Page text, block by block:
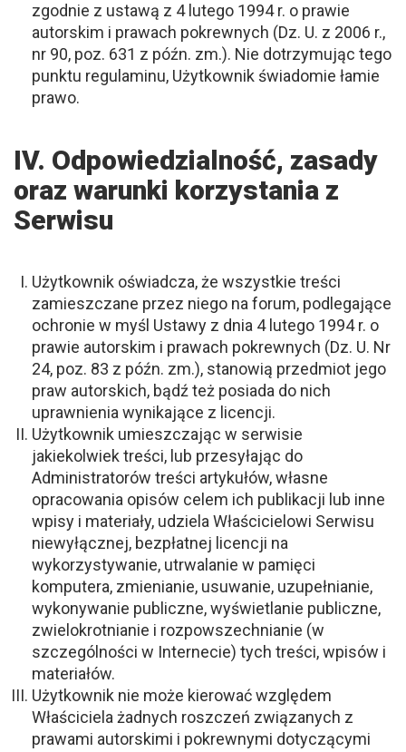
zgodnie z ustawą z 4 lutego 1994 r. o prawie
autorskim i prawach pokrewnych (Dz. U. z 2006 r.,
nr 90, poz. 631 z późn. zm.). Nie dotrzymując tego
punktu regulaminu, Użytkownik świadomie łamie
prawo.
IV. Odpowiedzialność, zasady
oraz warunki korzystania z
Serwisu
Użytkownik oświadcza, że wszystkie treści
zamieszczane przez niego na forum, podlegające
ochronie w myśl Ustawy z dnia 4 lutego 1994 r. o
prawie autorskim i prawach pokrewnych (Dz. U. Nr
24, poz. 83 z późn. zm.), stanowią przedmiot jego
praw autorskich, bądź też posiada do nich
uprawnienia wynikające z licencji.
Użytkownik umieszczając w serwisie
jakiekolwiek treści, lub przesyłając do
Administratorów treści artykułów, własne
opracowania opisów celem ich publikacji lub inne
wpisy i materiały, udziela Właścicielowi Serwisu
niewyłącznej, bezpłatnej licencji na
wykorzystywanie, utrwalanie w pamięci
komputera, zmienianie, usuwanie, uzupełnianie,
wykonywanie publiczne, wyświetlanie publiczne,
zwielokrotnianie i rozpowszechnianie (w
szczególności w Internecie) tych treści, wpisów i
materiałów.
Użytkownik nie może kierować względem
Właściciela żadnych roszczeń związanych z
prawami autorskimi i pokrewnymi dotyczącymi